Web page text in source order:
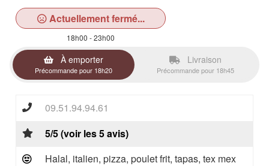
Actuellement fermé...
18h00 - 23h00
À emporter
Précommande pour 18h20
Livraison
Précommande pour 18h45
09.51.94.94.61
5/5 (voir les 5 avis)
Halal, italien, pizza, poulet frit, tapas, tex mex